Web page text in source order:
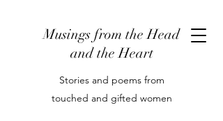
Musings from the Head
and the Heart
Stories and poems from
touched and gifted women